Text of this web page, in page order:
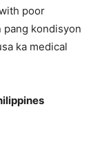
poor
kondisyon
ka medical